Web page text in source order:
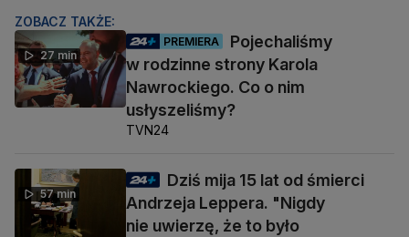
ZOBACZ TAKŻE:
27 min
PREMIERA
Pojechaliśmy
w rodzinne strony Karola
Nawrockiego. Co o nim
usłyszeliśmy?
TVN24
57 min
Dziś mija 15 lat od śmierci
Andrzeja Leppera. "Nigdy
nie uwierzę, że to było